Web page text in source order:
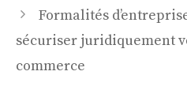
Formalités
sécuriser juridiquement
commerce